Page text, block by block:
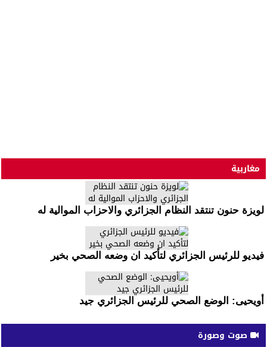
مغاربية
لويزة حنون تنتقد النظام الجزائري والاحزاب الموالية له
فيديو للرئيس الجزائري لتأكيد ان وضعه الصحي بخير
أويحيى: الوضع الصحي للرئيس الجزائري جيد
صوت وصورة